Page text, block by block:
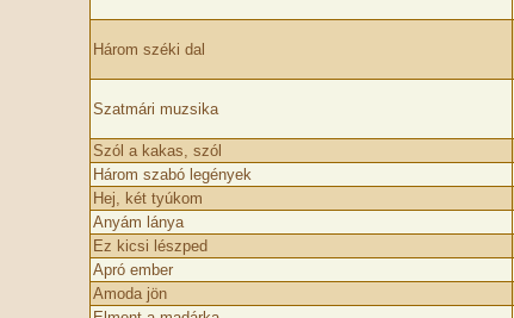
Három széki dal
Szatmári muzsika
Szól a kakas, szól
Három szabó legények
Hej, két tyúkom
Anyám lánya
Ez kicsi lészped
Apró ember
Amoda jön